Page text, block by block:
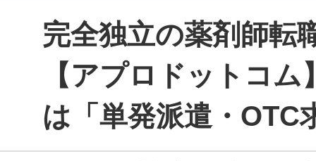
完全独立の薬剤師転
【アプロドットコム
は「単発派遣・OTC